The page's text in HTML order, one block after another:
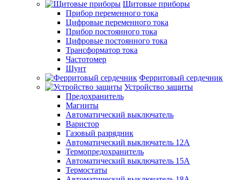
Щитовые приборы
Прибор переменного тока
Цифровые переменного тока
Прибор постоянного тока
Цифровые постоянного тока
Трансформатор тока
Частотомер
Шунт
Ферритовый сердечник
Устройство защиты
Предохранитель
Магниты
Автоматический выключатель
Варистор
Газовый разрядник
Автоматический выключатель 12А
Термопредохранитель
Автоматический выключатель 15А
Термостаты